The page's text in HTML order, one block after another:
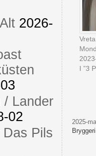
2026-
/ Lander
02
Das Pils
I ”3
2025-
Bryggeri